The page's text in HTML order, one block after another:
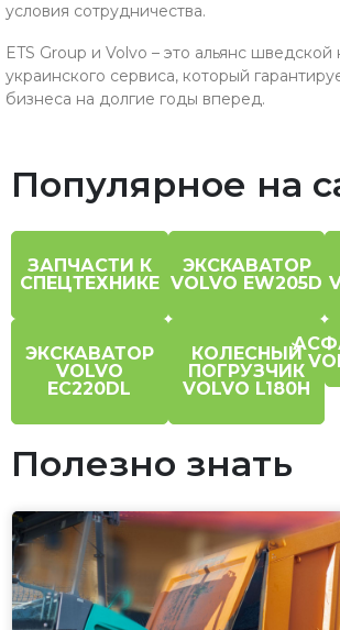
условия сотрудничества.
ETS Group и Volvo – это альянс
украинского сервиса, который
бизнеса на долгие годы вперед.
Популярное на
ЗАПЧАСТИ К
СПЕЦТЕХНИКЕ
ЭКСКАВАТОР
VOLVO EW205D
ЭКСКАВАТОР
VOLVO
EC220DL
КОЛЕСНЫЙ
ПОГРУЗЧИК
VOLVO L180H
Полезно знать